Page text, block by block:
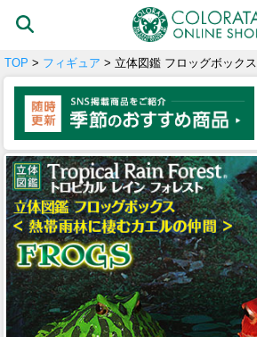
TOP > フィギュア > 立体図鑑 フロッグボックス